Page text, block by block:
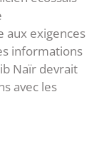
aux exigences
informations
Naïr devrait
avec les